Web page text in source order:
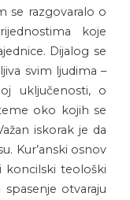
se razgovaralo o
koje
Dijalog se
svim ljudima –
uključenosti, o
oko kojih se
iskorak je da
Kur’anski osnov
koncilski teološki
otvaraju